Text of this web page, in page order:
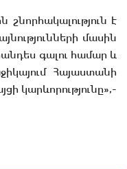
է
մասին
գալու համար և
Հայաստանի
կարևորությունը»,-